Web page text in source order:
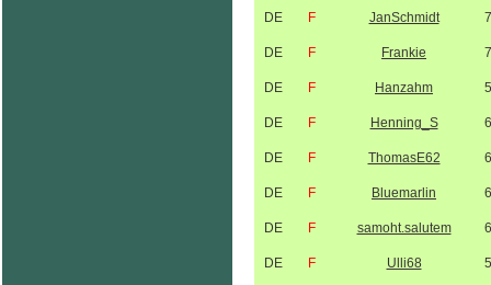
DE F JanSchmidt
DE F Frankie
DE F Hanzahm
DE F Henning_S
DE F ThomasE62
DE F Bluemarlin
DE F samoht.salutem
DE F Ulli68